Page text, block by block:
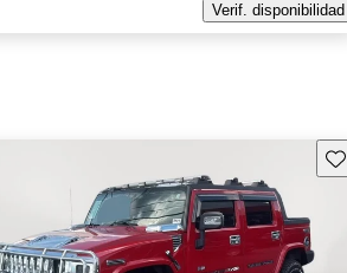
Verif. disponibilidad
Aviso